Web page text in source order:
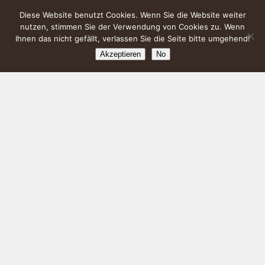
Diese Website benutzt Cookies. Wenn Sie die Website weiter
nutzen, stimmen Sie der Verwendung von Cookies zu. Wenn
Ihnen das nicht gefällt, verlassen Sie die Seite bitte umgehend!
Akzeptieren No